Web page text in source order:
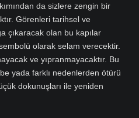
da sizlere zengin bir
Görenleri tarihsel ve
çıkaracak olan bu kapılar
olarak selam verecektir.
ve yıpranmayacaktır. Bu
yada farklı nedenlerden ötürü
dokunuşları ile yeniden